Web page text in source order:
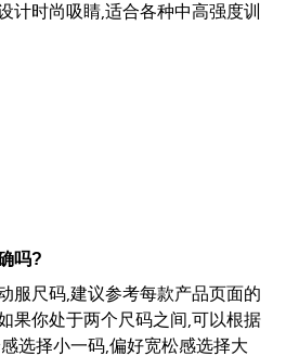
计时尚吸睛,适合各种中高强度训
吗?
服尺码,建议参考每款产品页面的
果你处于两个尺码之间,可以根据
选择小一码,偏好宽松感选择大